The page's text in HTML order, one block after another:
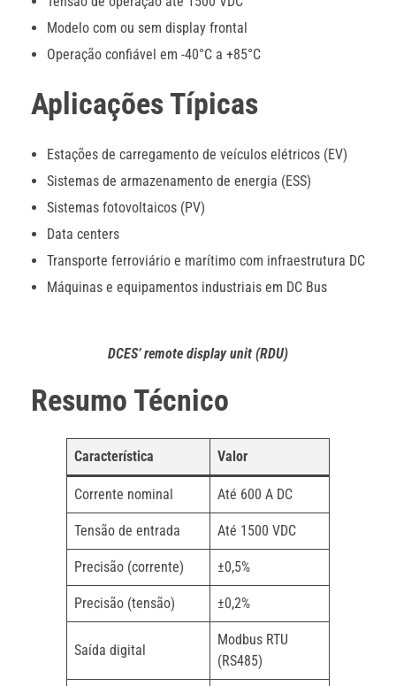
Modelo com ou sem display frontal
Operação confiável em -40°C a +85°C
Aplicações Típicas
Estações de carregamento de veículos elétricos (EV)
Sistemas de armazenamento de energia (ESS)
Sistemas fotovoltaicos (PV)
Data centers
Transporte ferroviário e marítimo com infraestrutura DC
Máquinas e equipamentos industriais em DC Bus
DCES’ remote display unit (RDU)
Resumo Técnico
Característica Valor
Corrente nominal Até 600 A DC
Tensão de entrada Até 1500 VDC
Precisão (corrente) ±0,5%
Precisão (tensão) ±0,2%
Saída digital
Modbus RTU
(RS485)